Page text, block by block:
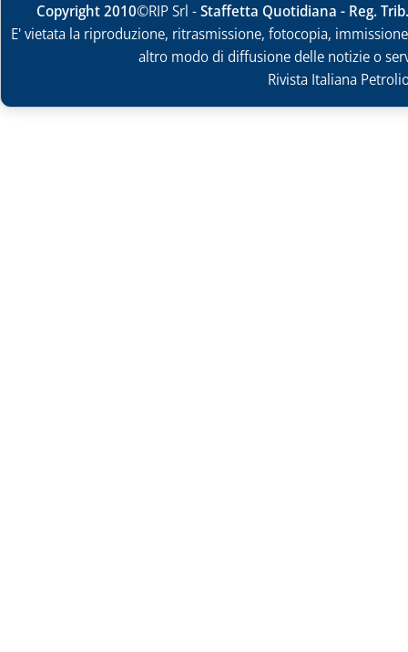
Copyright 2010©RIP Srl -Staffetta Quotidiana - Reg.
E' vietata la riproduzione, ritrasmissione, fotocopia,
altro modo di diffusione delle notizie o
Rivista Italiana